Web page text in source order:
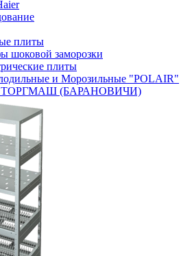
плиты
шоковой заморозки
плиты
и Морозильные "POLAIR"
ТОРГМАШ (БАРАНОВИЧИ)